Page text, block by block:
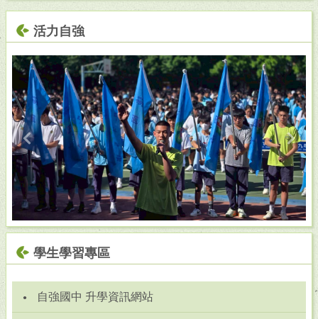
活力自強
Previous Next
學生學習專區
自強國中 升學資訊網站